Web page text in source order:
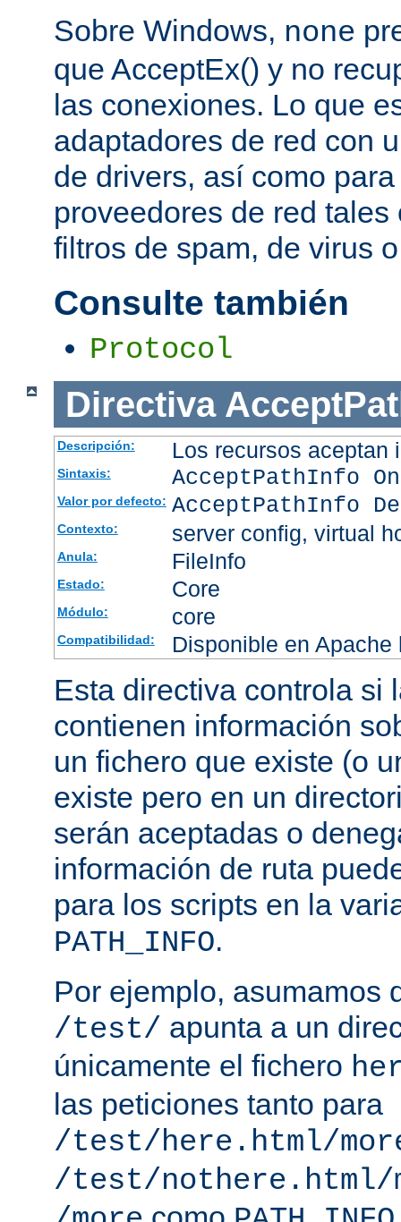
Sobre Windows, none
que AcceptEx() y no
las conexiones. Lo que
adaptadores de red con
de drivers, así como
proveedores de red
filtros de spam, de virus
Consulte también
Protocol
Directiva
Descripción: Los recursos aceptan
Sintaxis: AcceptPathInfo
Valor por defecto: AcceptPathInfo
Contexto: server config, virtual
Anula: FileInfo
Estado: Core
Módulo: core
Compatibilidad: Disponible en
Esta directiva controla si
contienen información
un fichero que existe (o
existe pero en un
serán aceptadas o
información de ruta
para los scripts en la
PATH_INFO.
Por ejemplo, asumamos
/test/ apunta a un
únicamente el fichero
las peticiones tanto para
/test/here.html/
/test/nothere.html/